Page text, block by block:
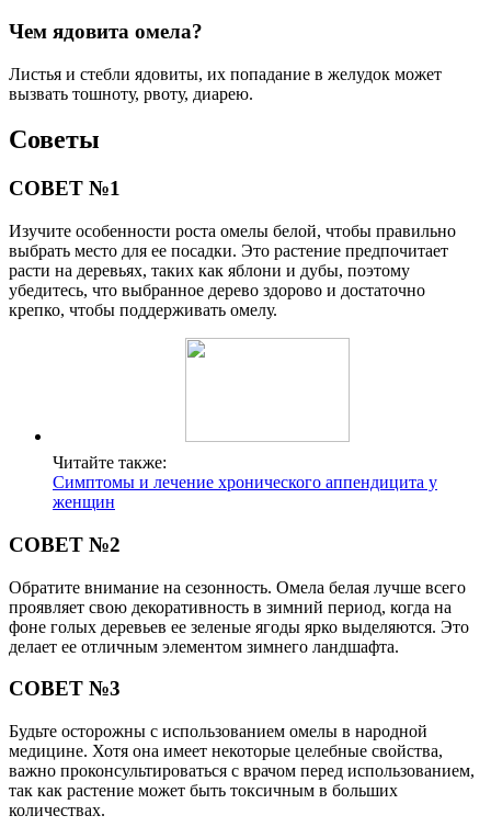
Чем ядовита омела?
Листья и стебли ядовиты, их попадание в желудок может
вызвать тошноту, рвоту, диарею.
Советы
СОВЕТ №1
Изучите особенности роста омелы белой, чтобы правильно
выбрать место для ее посадки. Это растение предпочитает
расти на деревьях, таких как яблони и дубы, поэтому
убедитесь, что выбранное дерево здорово и достаточно
крепко, чтобы поддерживать омелу.
Читайте также:
Симптомы и лечение хронического аппендицита у
женщин
СОВЕТ №2
Обратите внимание на сезонность. Омела белая лучше всего
проявляет свою декоративность в зимний период, когда на
фоне голых деревьев ее зеленые ягоды ярко выделяются. Это
делает ее отличным элементом зимнего ландшафта.
СОВЕТ №3
Будьте осторожны с использованием омелы в народной
медицине. Хотя она имеет некоторые целебные свойства,
важно проконсультироваться с врачом перед использованием,
так как растение может быть токсичным в больших
количествах.